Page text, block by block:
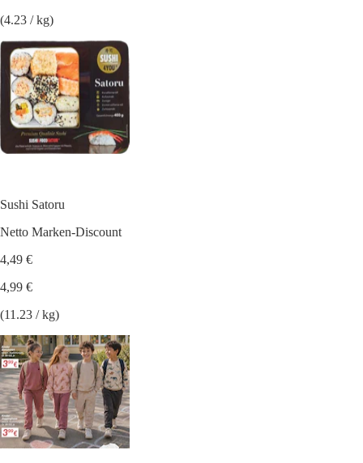
(4.23 / kg)
Sushi Satoru
Netto Marken-Discount
4,49 €
4,99 €
(11.23 / kg)